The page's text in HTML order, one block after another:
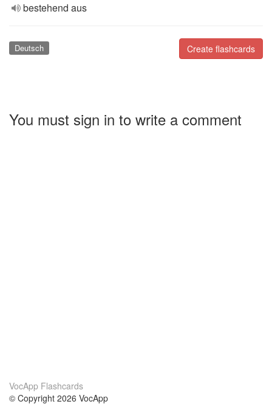
bestehend aus
Create flashcards
Deutsch
You must sign in to write a comment
VocApp Flashcards
© Copyright 2026 VocApp